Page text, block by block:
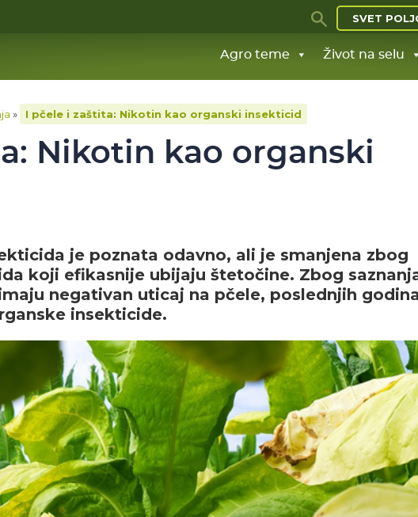
SVET
Agro teme Život na selu
» I pčele i zaštita: Nikotin kao organski insekticid
Nikotin kao organski
je poznata odavno, ali je smanjena zbog
koji efikasnije ubijaju štetočine. Zbog
negativan uticaj na pčele, poslednjih
insekticide.